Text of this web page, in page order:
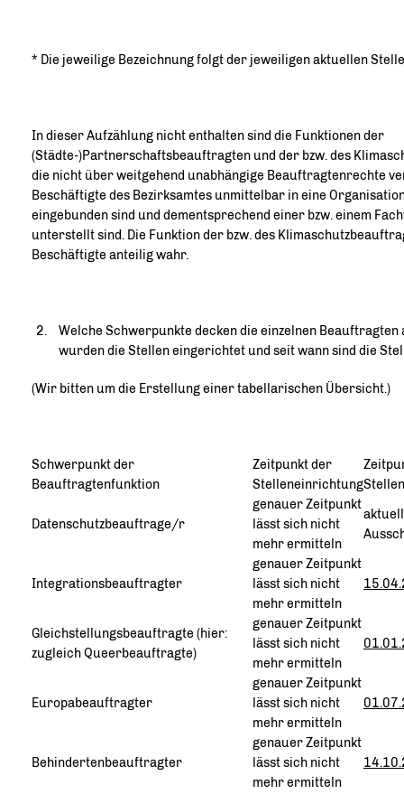
* Die jeweilige Bezeichnung folgt der jeweiligen aktuellen
In dieser Aufzählung nicht enthalten sind die Funktionen der
(Städte-)Partnerschaftsbeauftragten und der bzw. des
die nicht über weitgehend unabhängige Beauftragtenrechte
Beschäftigte des Bezirksamtes unmittelbar in eine
eingebunden sind und dementsprechend einer bzw. einem
unterstellt sind. Die Funktion der bzw. des
Beschäftigte anteilig wahr.
Welche Schwerpunkte decken die einzelnen Beauftragten
wurden die Stellen eingerichtet und seit wann sind die
(Wir bitten um die Erstellung einer tabellarischen Übersicht.)
Schwerpunkt der
Beauftragtenfunktion
Zeitpunkt der
Stelleneinrichtung
Datenschutzbeauftrage/r
genauer Zeitpunkt
lässt sich nicht
mehr ermitteln
Integrationsbeauftragter
genauer Zeitpunkt
lässt sich nicht
mehr ermitteln
Gleichstellungsbeauftragte (hier:
zugleich Queerbeauftragte)
genauer Zeitpunkt
lässt sich nicht
mehr ermitteln
Europabeauftragter
genauer Zeitpunkt
lässt sich nicht
mehr ermitteln
Behindertenbeauftragter
genauer Zeitpunkt
lässt sich nicht
mehr ermitteln